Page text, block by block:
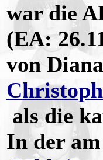
war die
(EA:
von
als die
In der